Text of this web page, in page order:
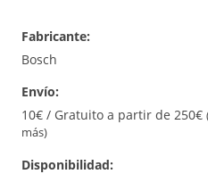
Fabricante:
Bosch
Envío:
10€ / Gratuito a partir de 250€
más)
Disponibilidad: